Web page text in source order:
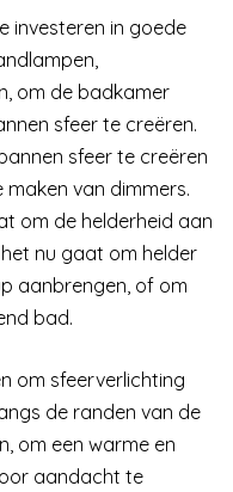
investeren in goede
om de badkamer
sfeer te creëren.
sfeer te creëren
van dimmers.
om de helderheid aan
nu gaat om helder
aanbrengen, of om
bad.
om sfeerverlichting
de randen van de
om een warme en
aandacht te